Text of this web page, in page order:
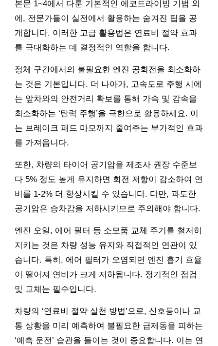
본문 1~4에서 다룬 기본적인 에코드라이빙 기법 외
에, 전문가들이 실전에서 활용하는 숨겨진 팁을 공
개합니다. 이러한 고급 활용법은 연료비 절약 효과
를 극대화하는 데 결정적인 역할을 합니다.
정체 구간에서의 불필요한 엔진 공회전을 최소화하
는 것은 기본입니다. 더 나아가, 고속도로 주행 시에
는 앞차와의 안전거리 확보를 통해 가속 및 감속을
최소화하는 ‘탄력 주행’을 극한으로 활용하세요. 이
는 브레이크 패드 마모까지 줄여주는 부가적인 효과
를 가져옵니다.
또한, 차량의 타이어 공기압을 제조사 권장 수준보
다 5% 정도 높게 유지하면 회전 저항이 감소하여 연
비를 1-2% 더 향상시킬 수 있습니다. 다만, 과도한
공기압은 승차감을 저하시키므로 주의해야 합니다.
엔진 오일, 에어 필터 등 소모품 교체 주기를 철저히
지키는 것은 차량 성능 유지와 직접적인 연관이 있
습니다. 특히, 에어 필터가 오염되면 엔진 흡기 효율
이 떨어져 연비가 크게 저하됩니다. 정기적인 점검
및 교체는 필수입니다.
차량의 ‘연료비 절약 실천 방법’으로, 신호등이나 교
통 상황을 미리 예측하여 불필요한 급제동을 피하는
‘예측 운전’ 습관을 들이는 것이 중요합니다. 이는 연